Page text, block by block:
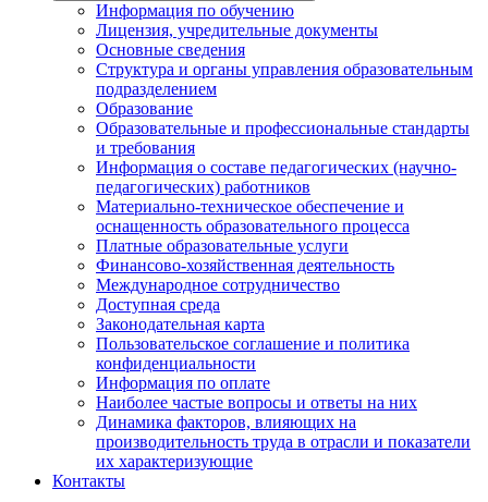
Информация по обучению
Лицензия, учредительные документы
Основные сведения
Структура и органы управления образовательным
подразделением
Образование
Образовательные и профессиональные стандарты
и требования
Информация о составе педагогических (научно-
педагогических) работников
Материально-техническое обеспечение и
оснащенность образовательного процесса
Платные образовательные услуги
Финансово-хозяйственная деятельность
Международное сотрудничество
Доступная среда
Законодательная карта
Пользовательское соглашение и политика
конфиденциальности
Информация по оплате
Наиболее частые вопросы и ответы на них
Динамика факторов, влияющих на
производительность труда в отрасли и показатели
их характеризующие
Контакты